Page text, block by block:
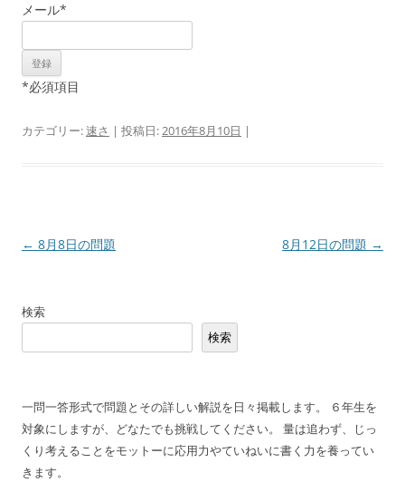
メール*
*必須項目
カテゴリー:速さ | 投稿日:2016年8月10日 |
投
ビ
ョ
ン
← 8月8日の問題 8月12日の問題 →
検索
検索
一問一答形式で問題とその詳しい解説を日々掲載します。 ６年生を
対象にしますが、どなたでも挑戦してください。 量は追わず、じっ
くり考えることをモットーに応用力やていねいに書く力を養ってい
きます。